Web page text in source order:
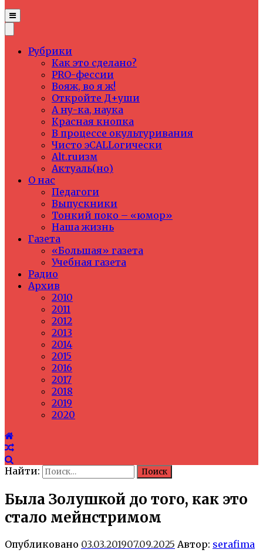
Рубрики
Как это сделано?
PRO-фессии
Вояж, во я ж!
Откройте Д+уши
А ну-ка, наука
Красная кнопка
В процессе окультуривания
Чисто эCALLогически
Alt.ruизм
Актуаль(но)
О нас
Педагоги
Выпускники
Тонкий поко – «юмор»
Наша жизнь
Газета
«Большая» газета
Учебная газета
Радио
Архив
2010
2011
2012
2013
2014
2015
2016
2017
2018
2019
2020
Найти:
Была Золушкой до того, как это
стало мейнстримом
Опубликовано 03.03.201907.09.2025 Автор: serafima